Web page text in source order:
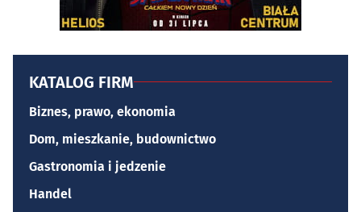
KATALOG FIRM
Biznes, prawo, ekonomia
Dom, mieszkanie, budownictwo
Gastronomia i jedzenie
Handel